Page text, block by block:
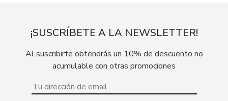
¡SUSCRÍBETE A LA NEWSLETTER!
Al suscribirte obtendrás un 10% de descuento no
acumulable con otras promociones